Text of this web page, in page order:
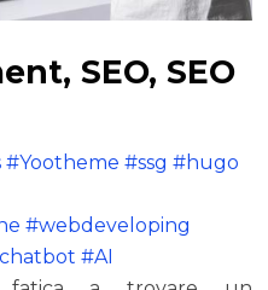
SEO, SEO
#ssg #hugo
#webdeveloping
#AI